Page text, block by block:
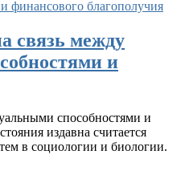
связь между
и
способностями и
издавна считается
в социологии и биологии.